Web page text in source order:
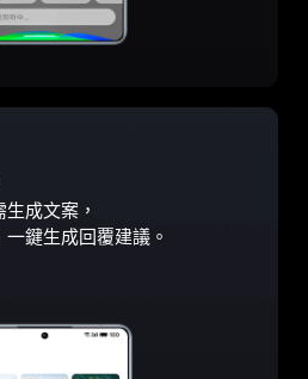
成文案，
鍵生成回覆建議。